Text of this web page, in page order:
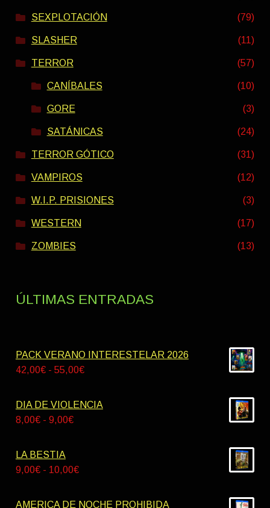
SEXPLOTACIÓN (79)
SLASHER (11)
TERROR (57)
CANÍBALES (10)
GORE (3)
SATÁNICAS (24)
TERROR GÓTICO (31)
VAMPIROS (12)
W.I.P. PRISIONES (3)
WESTERN (17)
ZOMBIES (13)
ÚLTIMAS ENTRADAS
PACK VERANO INTERESTELAR 2026
42,00€ - 55,00€Rango
precios:
DIA DE VIOLENCIA
8,00€ - 9,00€Rango
desde
LA BESTIA
9,00€ - 10,00€Rango
precios:
AMERICA DE NOCHE PROHIBIDA